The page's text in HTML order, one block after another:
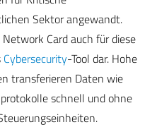
Sektor angewandt.
Card auch für diese
Cybersecurity-Tool dar. Hohe
transferieren Daten wie
schnell und ohne